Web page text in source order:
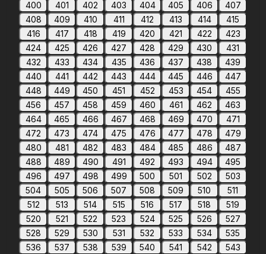
400 401 402 403 404 405 406
407
408
409 410 411 412 413 414
415
416
417 418 419 420 421 422
423
424
425 426 427 428 429 430
431
432
433 434 435 436 437 438
439
440
441 442 443 444 445 446
447
448
449 450 451 452 453 454
455
456
457 458 459 460 461 462
463
464
465 466 467 468 469 470
471
472
473 474 475 476 477 478
479
480
481 482 483 484 485 486
487
488
489 490 491 492 493 494
495
496
497 498 499 500 501 502
503
504
505 506 507 508 509 510
511
512
513 514 515 516 517 518
519
520
521 522 523 524 525 526
527
528
529 530 531 532 533 534
535
536
537 538 539 540 541 542
543